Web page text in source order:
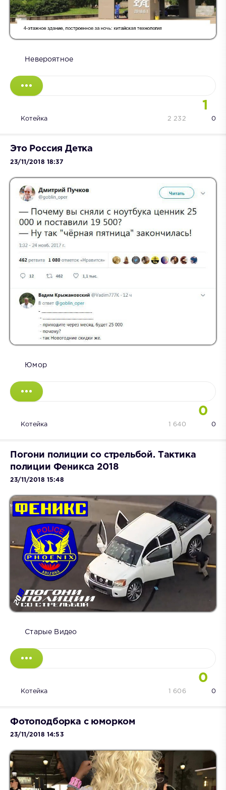
Невероятное
1
Котейка 0
2 232
Это Россия Детка
23/11/2018 18:37
Юмор
0
Котейка 0
1 640
Погони полиции со стрельбой. Тактика
полиции Феникса 2018
23/11/2018 15:48
Старые Видео
0
Котейка 0
1 606
Фотоподборка с юморком
23/11/2018 14:53